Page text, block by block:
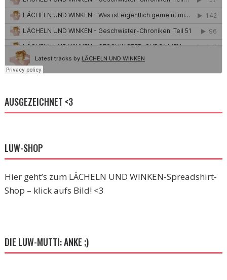
AUSGEZEICHNET <3
LUW-SHOP
Hier geht’s zum LÄCHELN UND WINKEN-Spreadshirt-
Shop – klick aufs Bild! <3
DIE LUW-MUTTI: ANKE ;)